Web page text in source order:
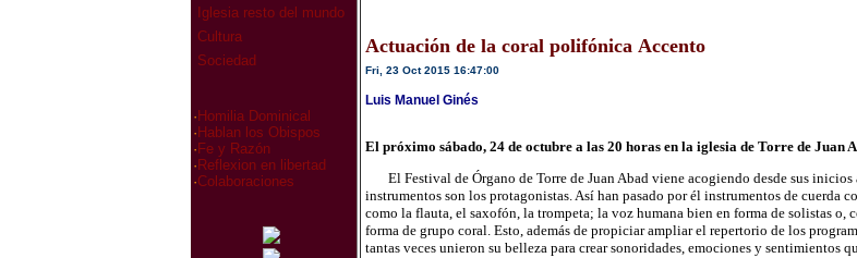
Iglesia resto del mundo
Cultura
Sociedad
· Homilia Dominical
· Hablan los Obispos
· Fe y Razón
· Reflexion en libertad
·Colaboraciones
Actuación de la coral polifónica Accento
Fri, 23 Oct 2015 16:47:00
Luis Manuel Ginés
El próximo sábado, 24 de octubre a las 20 horas en la iglesia de Torre de Juan
El Festival de Órgano de Torre de Juan Abad viene acogiendo desde sus
instrumentos son los protagonistas. Así han pasado por él instrumentos de
como la flauta, el saxofón, la trompeta; la voz humana bien en forma de solistas o,
forma de grupo coral. Esto, además de propiciar ampliar el repertorio de los
tantas veces unieron su belleza para crear sonoridades, emociones y sentimientos